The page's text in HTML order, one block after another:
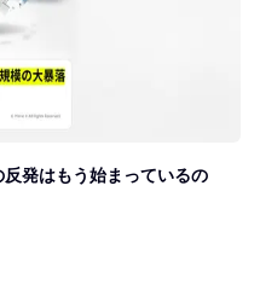
発はもう始まっているの